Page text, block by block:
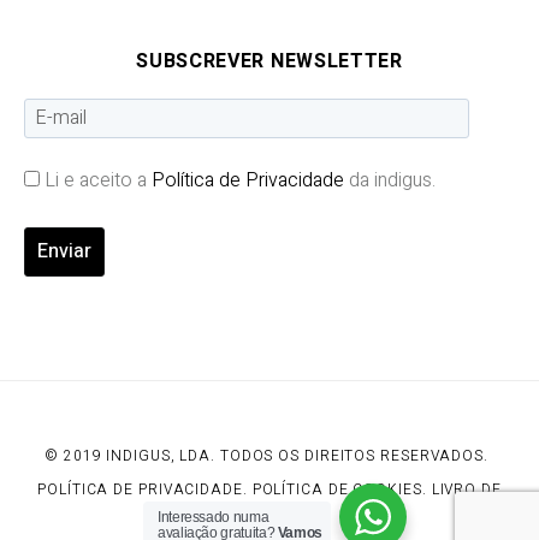
SUBSCREVER NEWSLETTER
Li e aceito a Política de Privacidade da indigus.
© 2019 INDIGUS, LDA. TODOS OS DIREITOS RESERVADOS.
POLÍTICA DE PRIVACIDADE. POLÍTICA DE COOKIES. LIVRO DE
RECLAMAÇÕES
Interessado numa
avaliação gratuita?Vamos